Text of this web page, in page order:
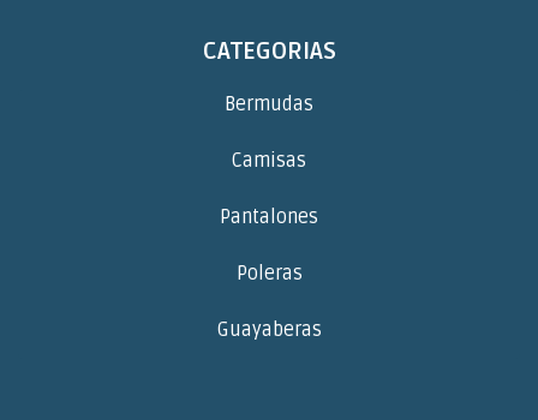
CATEGORIAS
Bermudas
Camisas
Pantalones
Poleras
Guayaberas